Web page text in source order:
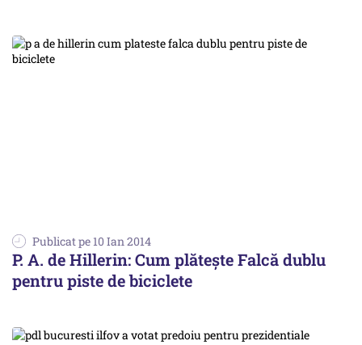
Publicat pe 10 Ian 2014
P. A. de Hillerin: Cum plătește Falcă dublu
pentru piste de biciclete